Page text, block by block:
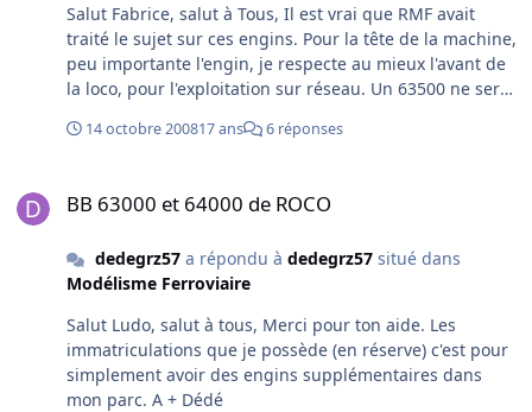
Salut Fabrice, salut à Tous, Il est vrai que RMF avait
traité le sujet sur ces engins. Pour la tête de la machine,
peu importante l'engin, je respecte au mieux l'avant de
la loco, pour l'exploitation sur réseau. Un 63500 ne sert
des trains de marchandises, des trains de travaux
les fameuses A1A A1A 62000. Mon but et d'améliorer, les
tamponnement, l'entrave si présent (entrave en cours
de réflection: peut-être l'entrave d'une loc des ÖBB, qui
14 octobre 200817 ans 6 réponses
BB 63000 et 64000 de ROCO
dedegrz57a répondu à dedegrz57situé dans
Modélisme Ferroviaire
Salut Ludo, salut à tous, Merci pour ton aide. Les
immatriculations que je possède (en réserve) c'est pour
simplement avoir des engins supplémentaires dans
mon parc. A + Dédé